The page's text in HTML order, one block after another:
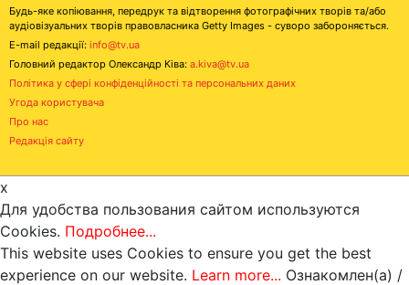
Будь-яке копіювання, передрук та відтворення фотографічних творів та/або
аудіовізуальних творів правовласника Getty Images - суворо забороняється.
E-mail редакції: info@tv.ua
Головний редактор Олександр Ківа: a.kiva@tv.ua
Політика у сфері конфіденційності та персональних даних
Угода користувача
Про нас
Редакція сайту
x
Для удобства пользования сайтом используются
Cookies. Подробнее...
This website uses Cookies to ensure you get the best
experience on our website. Learn more... Ознакомлен(а) /